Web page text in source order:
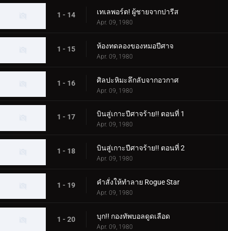
1 - 14 เทเลพอร์ต! ผู้ชายจากปารีส
Apr. 09, 1980
1 - 15 ห้องทดลองของหมอปีศาจ
Apr. 09, 1980
1 - 16 ศิลปะหิมะลึกลับจากอวกาศ
Apr. 09, 1980
1 - 17 บินสู่เกาะปีศาจร้าย!! ตอนที่ 1
Apr. 09, 1980
1 - 18 บินสู่เกาะปีศาจร้าย!! ตอนที่ 2
Apr. 09, 1980
1 - 19 คำสั่งให้ทำลาย Rogue Star
Apr. 09, 1980
1 - 20 บุก!! กองทัพบอลดูดเลือด
Apr. 09, 1980